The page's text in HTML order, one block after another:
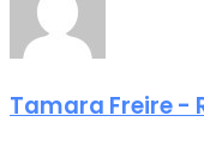
Tamara Freire -